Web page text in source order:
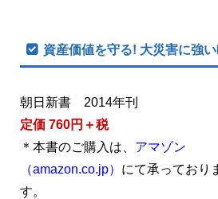
資産価値を守る! 大災害に強
朝日新書 2014年刊
定価 760円＋税
＊本書のご購入は、 アマゾン
（amazon.co.jp） にて承っており
す。